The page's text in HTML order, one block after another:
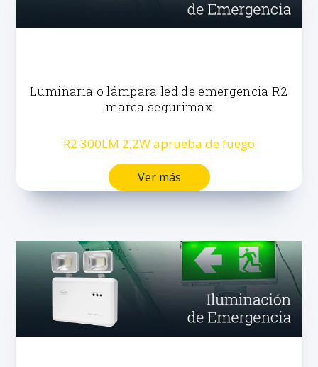
Luminaria o lámpara led de emergencia R2
marca segurimax
R2 300LM 2,2W aprueba de fuego
Ver más